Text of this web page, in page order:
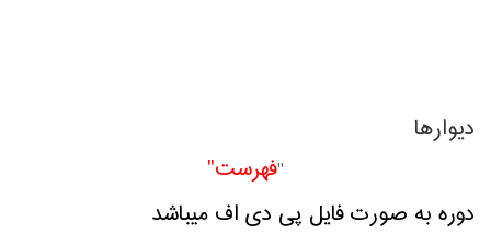
دیوارها
"فهرست"
دوره به صورت فایل پی دی اف میباشد